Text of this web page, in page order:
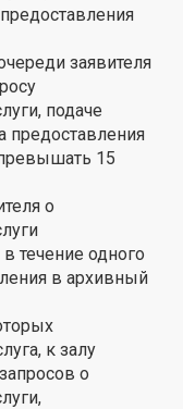
заявителя
подаче
предоставления
15
о
течение одного
в архивный
к залу
о